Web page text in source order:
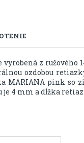
z ružového
ozdobou
MARIANA pink so
je 4 mm a dĺžka